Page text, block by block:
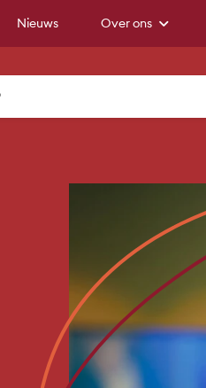
Nieuws Over ons